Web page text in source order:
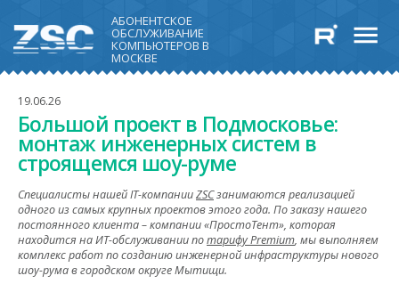
АБОНЕНТСКОЕ
ОБСЛУЖИВАНИЕ
КОМПЬЮТЕРОВ В
МОСКВЕ
19.06.26
Большой проект в Подмосковье:
монтаж инженерных систем в
строящемся шоу-руме
Специалисты нашей IT-компанииZSCзанимаются реализацией
одного из самых крупных проектов этого года. По заказу нашего
постоянного клиента – компании «ПростоТент», которая
находится на ИТ-обслуживании потарифу Premium, мы выполняем
комплекс работ по созданию инженерной инфраструктуры нового
шоу-рума в городском округе Мытищи.